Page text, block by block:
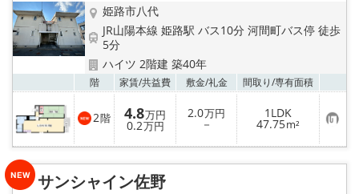
姫路市八代
JR山陽本線 姫路駅 バス10分 河間町バス停 徒歩
5分
ハイツ 2階建 築40年
階 家賃/共益費 敷金/礼金 間取り/専有面積
2階 4.8万円
0.2万円
2.0万円
－
1LDK
47.75m² お
気
に
り
サンシャイン佐野